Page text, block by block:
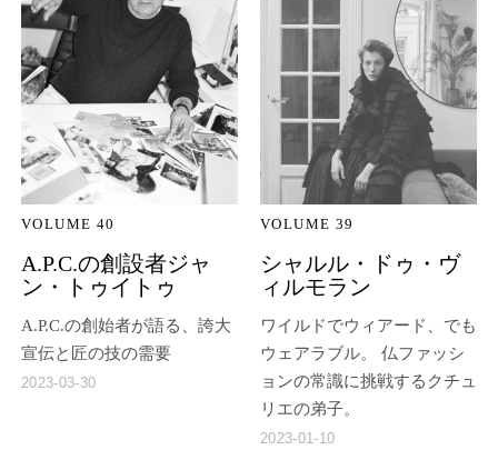
VOLUME 40
A.P.C.の創設者ジャ
ン・トゥイトゥ
A.P.C.の創始者が語る、誇大
宣伝と匠の技の需要
2023-03-30
VOLUME 39
シャルル・ドゥ・ヴ
ィルモラン
ワイルドでウィアード、でも
ウェアラブル。 仏ファッシ
ョンの常識に挑戦するクチュ
リエの弟子。
2023-01-10